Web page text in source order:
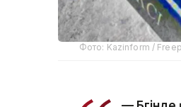
Фото: Kazinform /